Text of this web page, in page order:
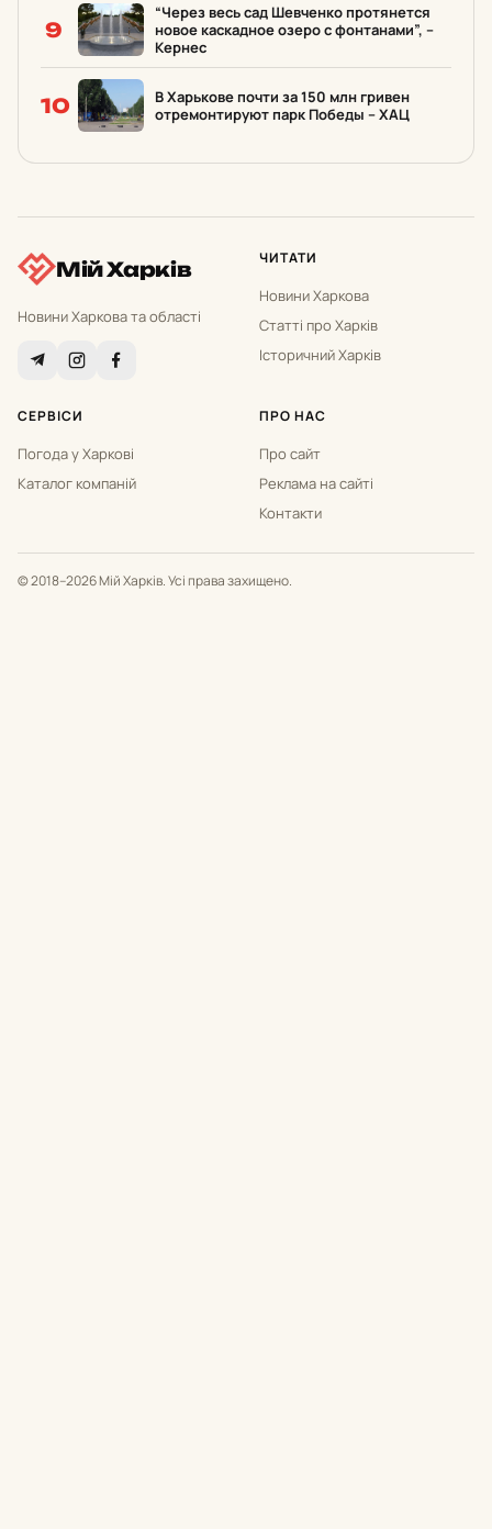
9
“Через весь сад Шевченко протянется
новое каскадное озеро с фонтанами”, –
Кернес
10
В Харькове почти за 150 млн гривен
отремонтируют парк Победы – ХАЦ
Мій Харків
Новини Харкова та області
ЧИТАТИ
Новини Харкова
Статті про Харків
Історичний Харків
СЕРВІСИ
Погода у Харкові
Каталог компаній
ПРО НАС
Про сайт
Реклама на сайті
Контакти
© 2018–2026 Мій Харків. Усі права захищено.